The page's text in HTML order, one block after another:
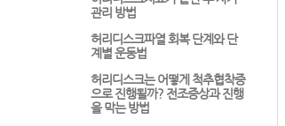
관리 방법
허리디스크파열 회복 단계와 단
계별 운동법
허리디스크는 어떻게 척추협착증
으로 진행될까? 전조증상과 진행
을 막는 방법